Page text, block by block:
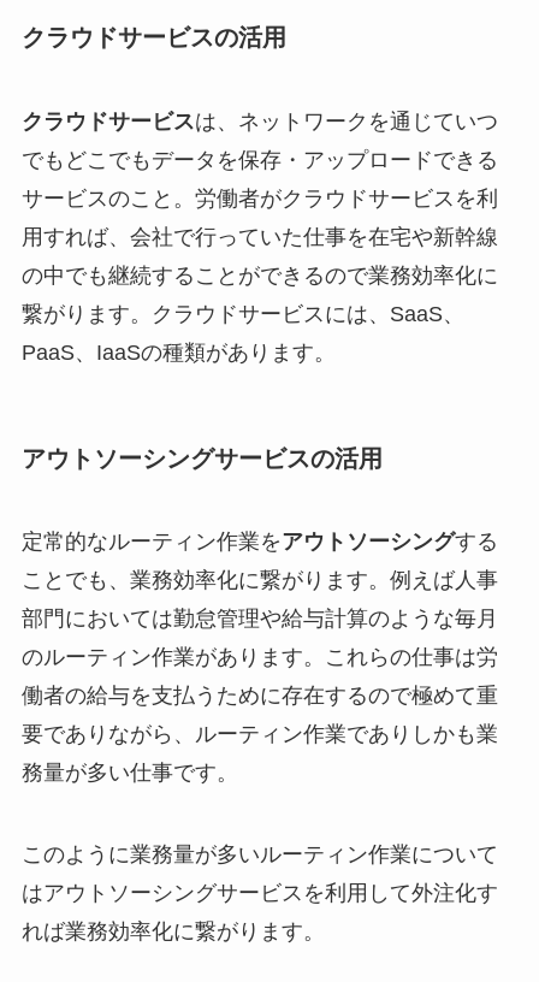
クラウドサービスの活用
クラウドサービスは、ネットワークを通じていつ
でもどこでもデータを保存・アップロードできる
サービスのこと。労働者がクラウドサービスを利
用すれば、会社で行っていた仕事を在宅や新幹線
の中でも継続することができるので業務効率化に
繋がります。クラウドサービスには、SaaS、
PaaS、IaaSの種類があります。
アウトソーシングサービスの活用
定常的なルーティン作業をアウトソーシングする
ことでも、業務効率化に繋がります。例えば人事
部門においては勤怠管理や給与計算のような毎月
のルーティン作業があります。これらの仕事は労
働者の給与を支払うために存在するので極めて重
要でありながら、ルーティン作業でありしかも業
務量が多い仕事です。
このように業務量が多いルーティン作業について
はアウトソーシングサービスを利用して外注化す
れば業務効率化に繋がります。